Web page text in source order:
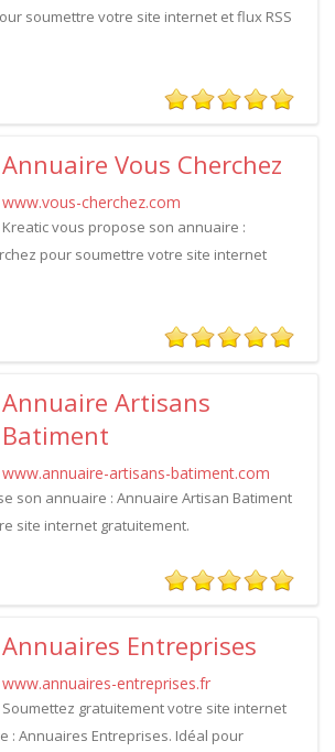
soumettre votre site internet et flux RSS
Annuaire Vous Cherchez
www.vous-cherchez.com
Kreatic vous propose son annuaire :
pour soumettre votre site internet
Annuaire Artisans
Batiment
www.annuaire-artisans-batiment.com
son annuaire : Annuaire Artisan Batiment
site internet gratuitement.
Annuaires Entreprises
www.annuaires-entreprises.fr
Soumettez gratuitement votre site internet
: Annuaires Entreprises. Idéal pour